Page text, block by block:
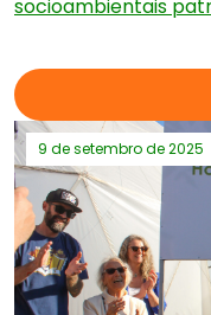
socioambientais
9 de setembro de 2025